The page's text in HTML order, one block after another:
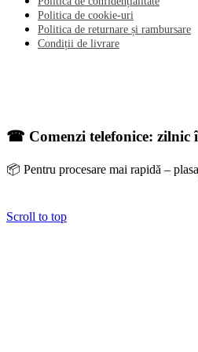
Politica de cookie-uri
Politica de returnare și rambursare
Condiții de livrare
☎ Comenzi telefonice: zilnic
📦 Pentru procesare mai rapidă –
Scroll to top